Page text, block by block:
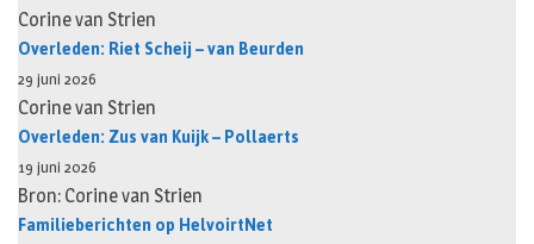
Corine van Strien
Overleden: Riet Scheij – van Beurden
29 juni 2026
Corine van Strien
Overleden: Zus van Kuijk – Pollaerts
19 juni 2026
Bron: Corine van Strien
Familieberichten op HelvoirtNet